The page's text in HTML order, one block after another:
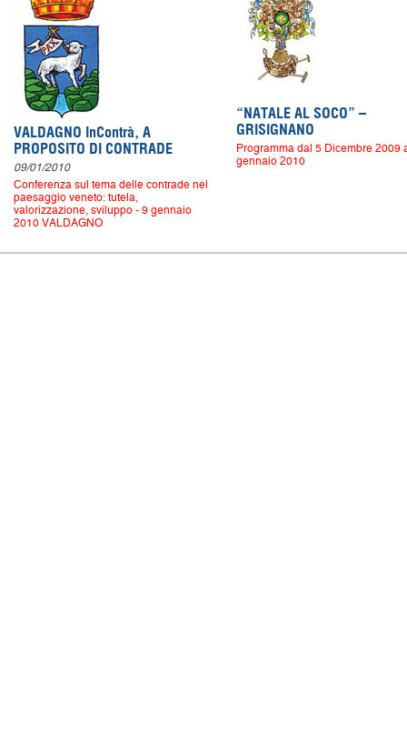
VALDAGNO InContrà, A
PROPOSITO DI CONTRADE
09/01/2010
Conferenza sul tema delle contrade nel
paesaggio veneto: tutela,
valorizzazione, sviluppo - 9 gennaio
2010 VALDAGNO
“NATALE AL SOCO” –
GRISIGNANO
Programma dal 5 Dicembre 2009
gennaio 2010